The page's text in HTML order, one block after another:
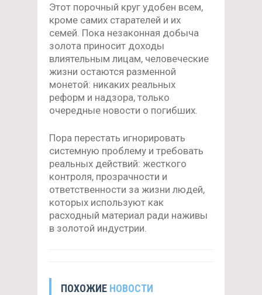
Этот порочный круг удобен всем,
кроме самих старателей и их
семей. Пока незаконная добыча
золота приносит доходы
влиятельным лицам, человеческие
жизни остаются разменной
монетой: никаких реальных
реформ и надзора, только
очередные новости о погибших.
Пора перестать игнорировать
системную проблему и требовать
реальных действий: жесткого
контроля, прозрачности и
ответственности за жизни людей,
которых используют как
расходный материал ради наживы
в золотой индустрии.
ПОХОЖИЕ НОВОСТИ